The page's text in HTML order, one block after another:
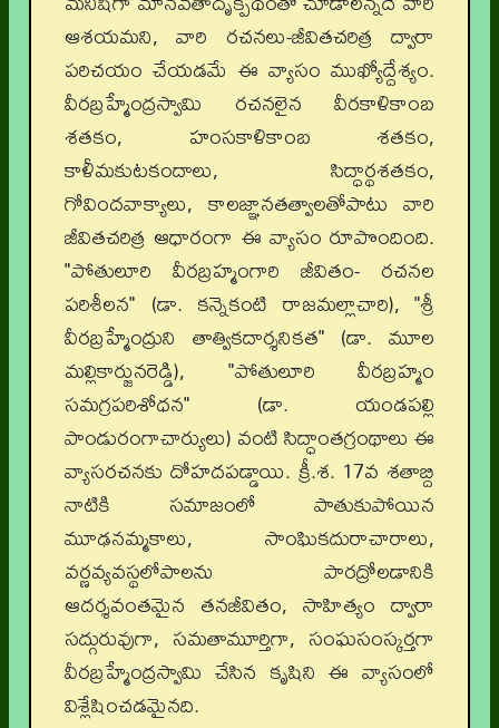
ఆశయమని, వారి రచనలు-జీవితచరిత్ర ద్వారా
పరిచయం చేయడమే ఈ వ్యాసం ముఖ్యోద్దేశ్యం.
వీరబ్రహ్మేంద్రస్వామి రచనలైన వీరకాళికాంబ
శతకం, హంసకాళికాంబ శతకం,
కాళీమకుటకందాలు, సిద్ధార్థశతకం,
గోవిందవాక్యాలు, కాలజ్ఞానతత్వాలతోపాటు వారి
జీవితచరిత్ర ఆధారంగా ఈ వ్యాసం రూపొందింది.
"పోతులూరి వీరబ్రహ్మంగారి జీవితం- రచనల
పరిశీలన" (డా. కన్నెకంటి రాజమల్లాచారి), "శ్రీ
వీరబ్రహ్మేంద్రుని తాత్వికదార్శనికత" (డా. మూల
మల్లికార్జునరెడ్డి), "పోతులూరి వీరబ్రహ్మం
సమగ్రపరిశోధన" (డా. యండపల్లి
పాండురంగాచార్యులు) వంటి సిద్ధాంతగ్రంథాలు ఈ
వ్యాసరచనకు దోహదపడ్డాయి. క్రీ.శ. 17వ శతాబ్ది
నాటికి సమాజంలో పాతుకుపోయిన
మూఢనమ్మకాలు, సాంఘికదురాచారాలు,
వర్ణవ్యవస్థలోపాలను పారద్రోలడానికి
ఆదర్శవంతమైన తనజీవితం, సాహిత్యం ద్వారా
సద్గురువుగా, సమతామూర్తిగా, సంఘసంస్కర్తగా
వీరబ్రహ్మేంద్రస్వామి చేసిన కృషిని ఈ వ్యాసంలో
విశ్లేషించడమైనది.